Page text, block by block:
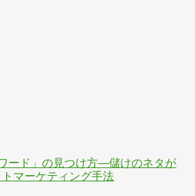
ード」の見つけ方—儲けのネタが
マーケティング手法